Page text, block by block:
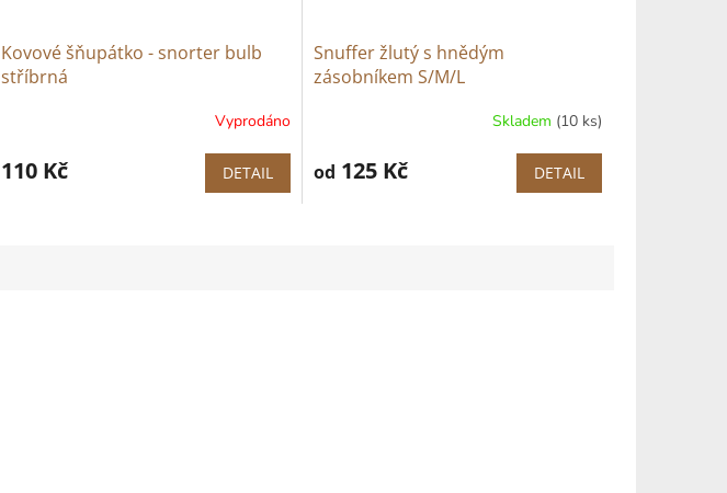
Kovové šňupátko - snorter bulb
stříbrná
Vyprodáno
110 Kč DETAIL
Snuffer žlutý s hnědým
zásobníkem S/M/L
Skladem (10 ks)
od 125 Kč DETAIL